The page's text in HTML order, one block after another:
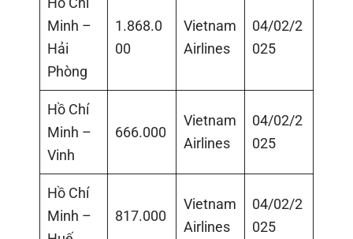
Minh –
Hải
Phòng
1.868.0
00
Vietnam
Airlines
04/02/2
025
Hồ Chí
Minh –
Vinh
666.000
Vietnam
Airlines
04/02/2
025
Hồ Chí
Minh –
817.000
Vietnam
Airlines
04/02/2
025